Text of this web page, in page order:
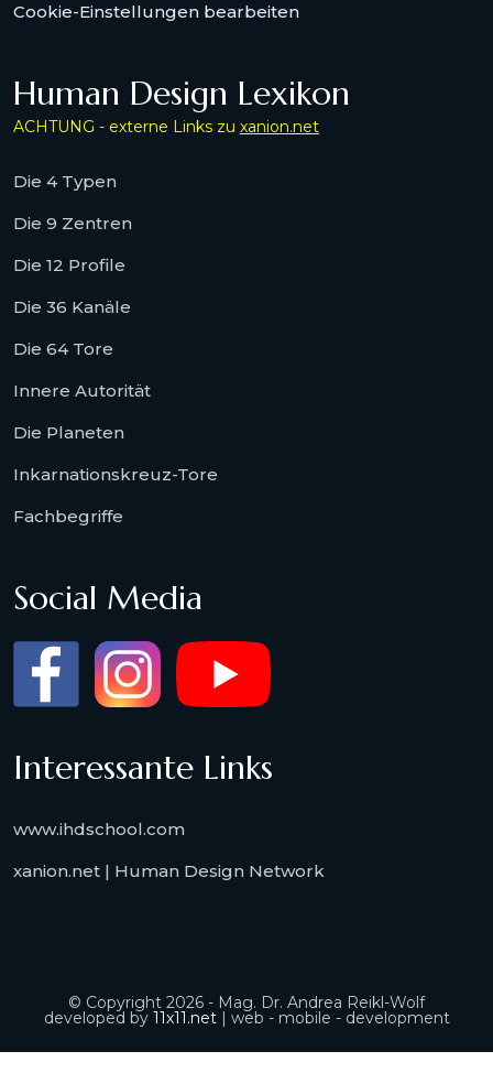
Cookie-Einstellungen bearbeiten
Human Design Lexikon
ACHTUNG - externe Links zu xanion.net
Die 4 Typen
Die 9 Zentren
Die 12 Profile
Die 36 Kanäle
Die 64 Tore
Innere Autorität
Die Planeten
Inkarnationskreuz-Tore
Fachbegriffe
Social Media
Interessante Links
www.ihdschool.com
xanion.net | Human Design Network
© Copyright 2026 - Mag. Dr. Andrea Reikl-Wolf
developed by 11x11.net| web - mobile - development